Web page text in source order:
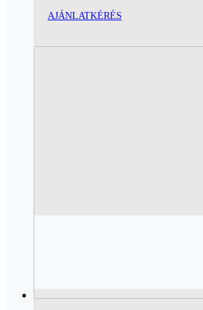
AJÁNLATKÉRÉS